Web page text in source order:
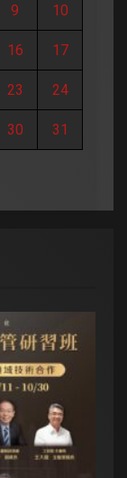
9 10
16 17
23 24
30 31